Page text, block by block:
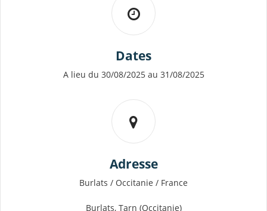
Dates
A lieu du 30/08/2025 au 31/08/2025
Adresse
Burlats / Occitanie / France
Burlats, Tarn (Occitanie)